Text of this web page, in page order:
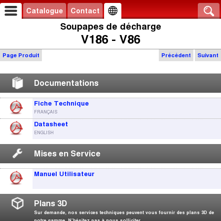
Catalogue Contact
Soupapes de décharge
V186 - V86
Précédent Suivant
Page Produit
Documentations
Fiche Technique
FRANÇAIS
Datasheet
ENGLISH
Mises en Service
Manuel Utilisateur
Plans 3D
Sur demande, nos services techniques peuvent vous fournir des plans 3D de